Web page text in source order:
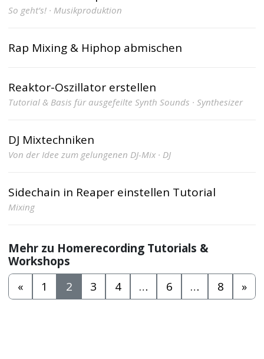
So geht’s! · Musikproduktion
Rap Mixing & Hiphop abmischen
Reaktor-Oszillator erstellen
Tutorial & Basis für ausgefeilte Synth Sounds · Synthesizer
DJ Mixtechniken
Von der Idee zum gelungenen DJ-Mix · DJ
Sidechain in Reaper einstellen Tutorial
Mixing
Mehr zu Homerecording Tutorials &
Workshops
«
1 2 3 4 … 6 … 8 »